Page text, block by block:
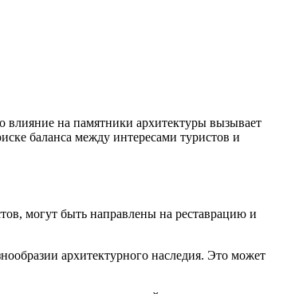
влияние на памятники архитектуры вызывает
баланса между интересами туристов и
могут быть направлены на реставрацию и
архитектурного наследия. Это может